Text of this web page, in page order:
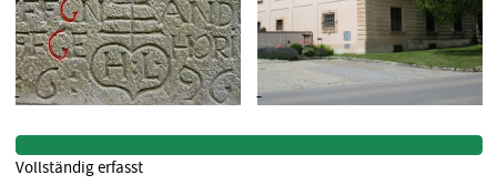
Vollständig erfasst